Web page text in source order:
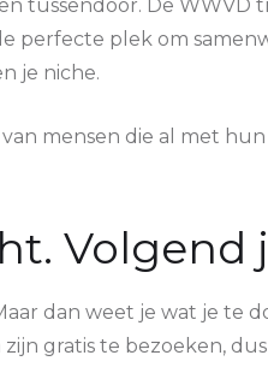
tussendoor. De
perfecte plek om
je niche.
mensen die al met
Volgend
dan weet je wat je te
gratis te bezoeken,